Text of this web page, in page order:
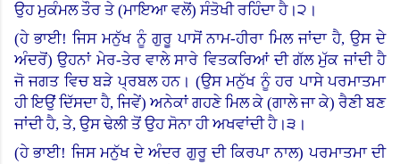
ਉਹ ਮੁਕੰਮਲ ਤੌਰ ਤੇ (ਮਾਇਆ ਵਲੋਂ) ਸੰਤੋਖੀ ਰਹਿੰਦਾ ਹੈ।੨।
(ਹੇ ਭਾਈ! ਜਿਸ ਮਨੁੱਖ ਨੂੰ ਗੁਰੂ ਪਾਸੋਂ ਨਾਮ-ਹੀਰਾ ਮਿਲ ਜਾਂਦਾ ਹੈ, ਉਸ ਦੇ
ਅੰਦਰੋਂ) ਉਹਨਾਂ ਮੇਰ-ਤੇਰ ਵਾਲੇ ਸਾਰੇ ਵਿਤਕਰਿਆਂ ਦੀ ਗੱਲ ਮੁੱਕ ਜਾਂਦੀ ਹੈ
ਜੋ ਜਗਤ ਵਿਚ ਬੜੇ ਪ੍ਰਬਲ ਹਨ। (ਉਸ ਮਨੁੱਖ ਨੂੰ ਹਰ ਪਾਸੇ ਪਰਮਾਤਮਾ
ਹੀ ਇਉਂ ਦਿੱਸਦਾ ਹੈ, ਜਿਵੇਂ) ਅਨੇਕਾਂ ਗਹਣੇ ਮਿਲ ਕੇ (ਗਾਲੇ ਜਾ ਕੇ) ਰੈਣੀ ਬਣ
ਜਾਂਦੀ ਹੈ, ਤੇ, ਉਸ ਢੇਲੀ ਤੋਂ ਉਹ ਸੋਨਾ ਹੀ ਅਖਵਾਂਦੀ ਹੈ।੩।
(ਹੇ ਭਾਈ! ਜਿਸ ਮਨੁੱਖ ਦੇ ਅੰਦਰ ਗੁਰੂ ਦੀ ਕਿਰਪਾ ਨਾਲ) ਪਰਮਾਤਮਾ ਦੀ